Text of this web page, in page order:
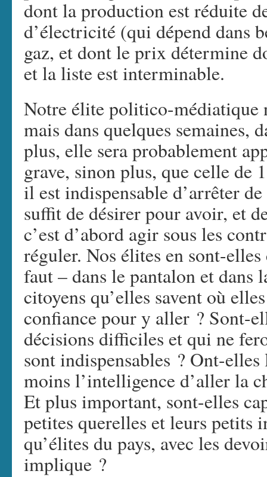
dont la production est réduite
d’électricité (qui dépend dans
gaz, et dont le prix détermine
et la liste est interminable.
Notre élite politico-médiatique
mais dans quelques semaines,
plus, elle sera probablement
grave, sinon plus, que celle de
il est indispensable d’arrêter
suffit de désirer pour avoir, et
c’est d’abord agir sous les
réguler. Nos élites en sont-
faut – dans le pantalon et dans
citoyens qu’elles savent où
confiance pour y aller ? Sont-
décisions difficiles et qui ne
sont indispensables ? Ont-
moins l’intelligence d’aller la
Et plus important, sont-elles
petites querelles et leurs petits
qu’élites du pays, avec les
implique ?